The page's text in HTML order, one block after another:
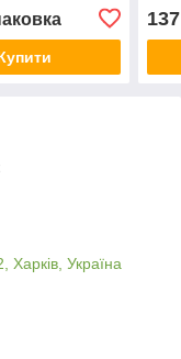
137
Україна